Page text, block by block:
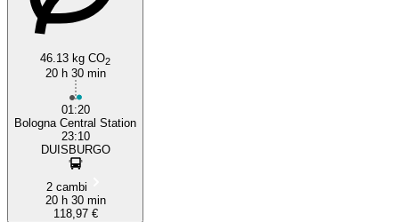
46.13 kg CO2
20 h 30 min
01:20
Bologna Central Station
23:10
DUISBURGO
2 cambi
20 h 30 min
118,97 €